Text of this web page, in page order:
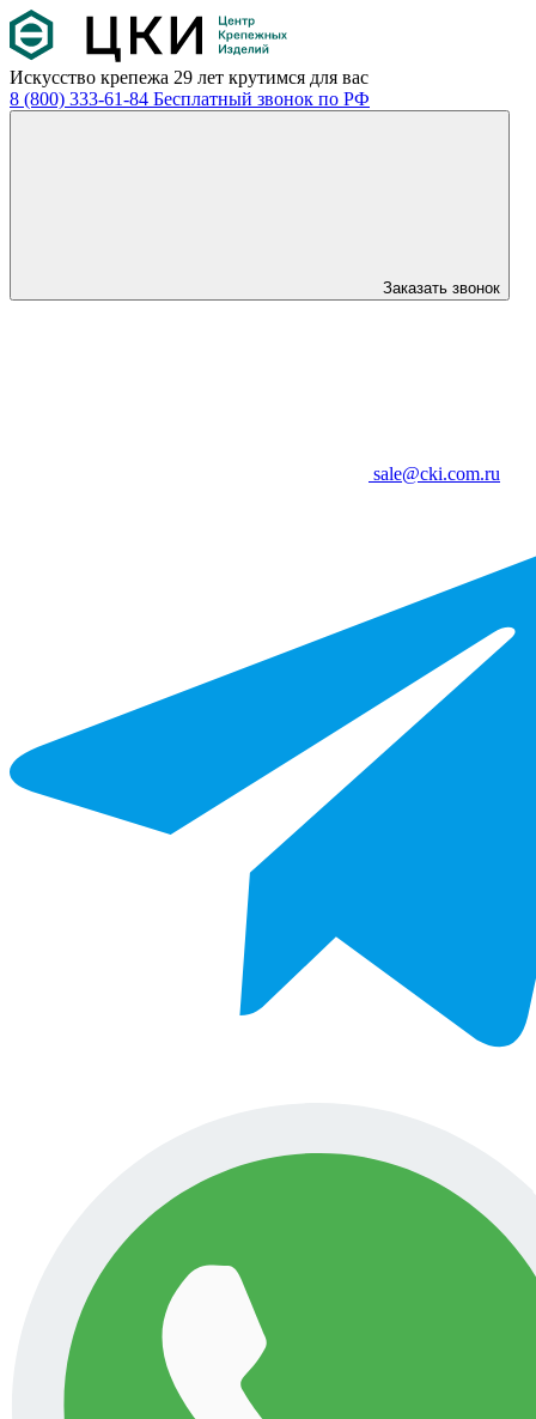
Искусство крепежа 29 лет крутимся для вас
8 (800) 333-61-84 Бесплатный звонок по РФ
Заказать звонок
sale@cki.com.ru